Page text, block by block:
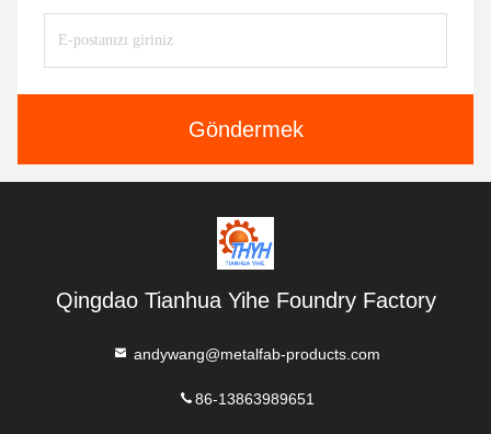
Göndermek
Qingdao Tianhua Yihe Foundry Factory
andywang@metalfab-products.com
86-13863989651